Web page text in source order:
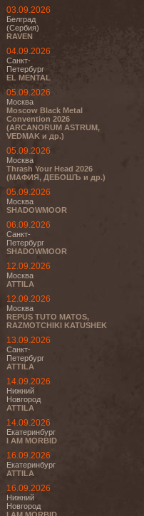
03.09.2026
Белград
(Сербия)
RAVEN
04.09.2026
Санкт-
Петербург
EL MENTAL
05.09.2026
Москва
Moscow Black Metal
Convention 2026
(ARCANORUM ASTRUM,
VEDMAK и др.)
05.09.2026
Москва
Thrash Your Head 2026
(МАФИЯ, ДЕБОШЪ и др.)
05.09.2026
Москва
SHADOWMOOR
06.09.2026
Санкт-
Петербург
SHADOWMOOR
12.09.2026
Москва
ATTILA
12.09.2026
Москва
REPUS TUTO MATOS,
RAZMOTCHIKI KATUSHEK
13.09.2026
Санкт-
Петербург
ATTILA
14.09.2026
Нижний
Новгород
ATTILA
14.09.2026
Екатеринбург
I AM MORBID
16.09.2026
Екатеринбург
ATTILA
16.09.2026
Нижний
Новгород